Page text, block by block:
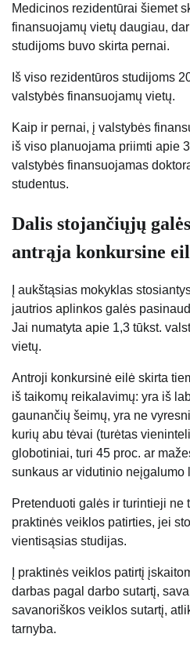
Medicinos rezidentūrai šiemet
finansuojamų vietų daugiau,
studijoms buvo skirta pernai.
Iš viso rezidentūros studijoms
valstybės finansuojamų vietų.
Kaip ir pernai, į valstybės
iš viso planuojama priimti apie
valstybės finansuojamas
studentus.
Dalis stojančiųjų
antrąja konkursine
Į aukštąsias mokyklas
jautrios aplinkos galės
Jai numatyta apie 1,3 tūkst.
vietų.
Antroji konkursinė eilė skirta
iš taikomų reikalavimų: yra iš
gaunančių šeimų, yra ne
kurių abu tėvai (turėtas
globotiniai, turi 45 proc. ar
sunkaus ar vidutinio neįgalumo
Pretenduoti galės ir turintieji ne
praktinės veiklos patirties, jei
vientisąsias studijas.
Į praktinės veiklos patirtį
darbas pagal darbo sutartį,
savanoriškos veiklos sutartį,
tarnyba.